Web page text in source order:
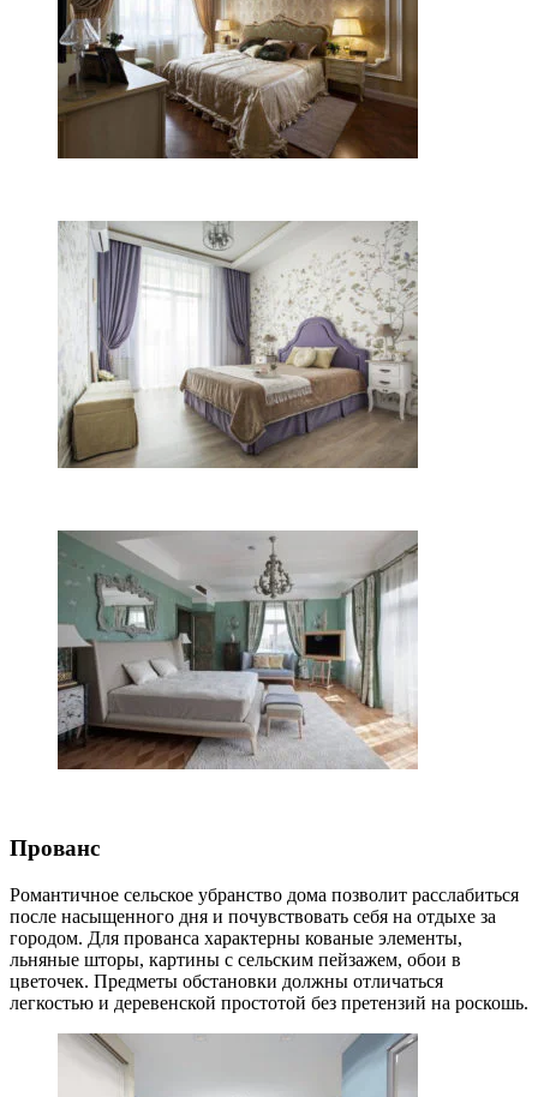
Прованс
Романтичное сельское убранство дома позволит расслабиться
после насыщенного дня и почувствовать себя на отдыхе за
городом. Для прованса характерны кованые элементы,
льняные шторы, картины с сельским пейзажем, обои в
цветочек. Предметы обстановки должны отличаться
легкостью и деревенской простотой без претензий на роскошь.